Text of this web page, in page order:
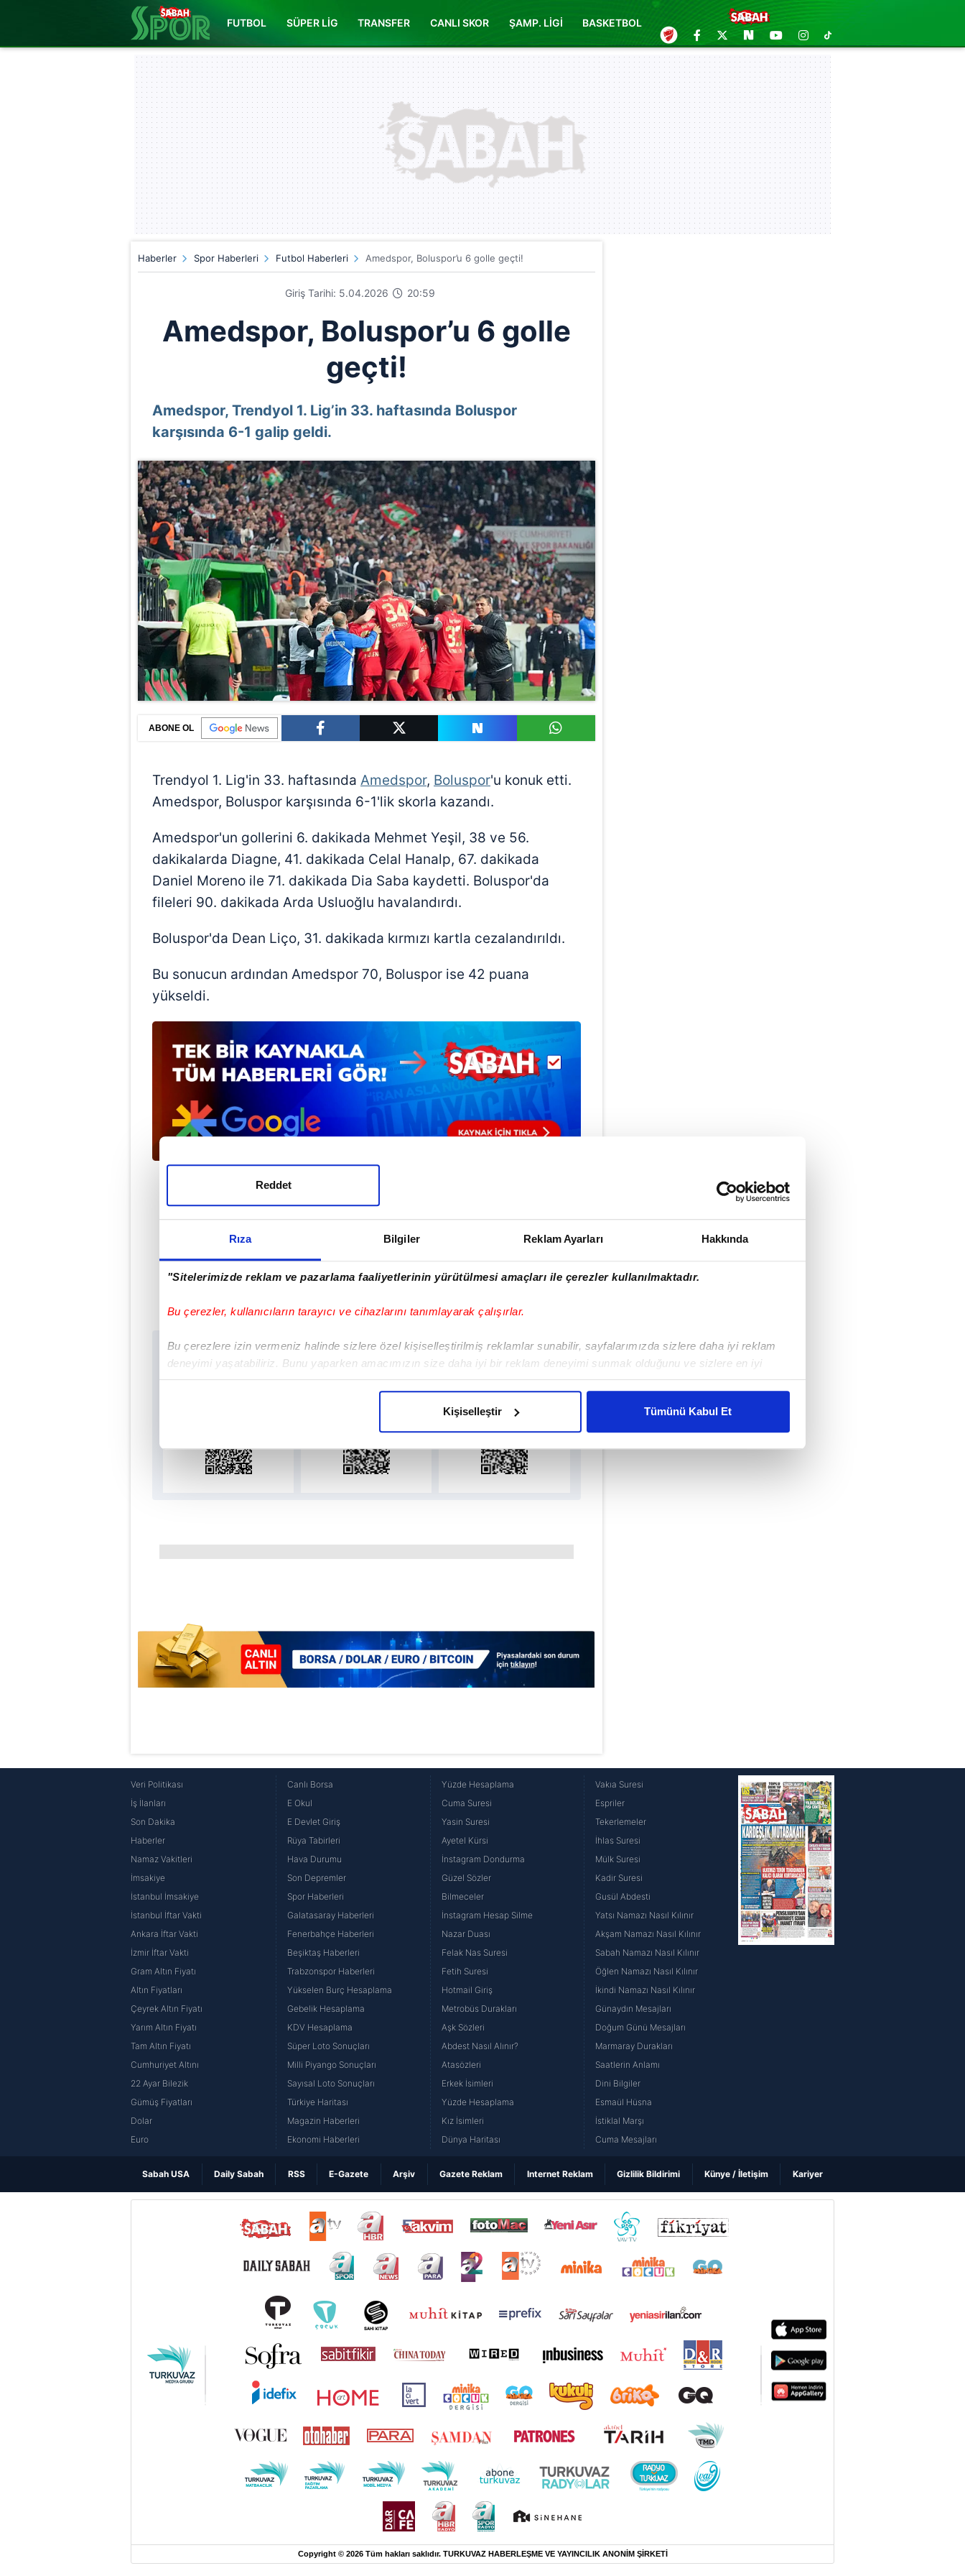
Rıza Bilgiler Reklam Ayarları Hakkında
"Sitelerimizde reklam ve pazarlama faaliyetlerinin yürütülmesi amaçları ile çerezler kullanılmaktadır.
Bu çerezler, kullanıcıların tarayıcı ve cihazlarını tanımlayarak çalışırlar.
Bu çerezlere izin vermeniz halinde sizlere özel kişiselleştirilmiş reklamlar sunabilir, sayfalarımızda sizlere daha iyi reklam
deneyimi yaşatabiliriz. Bunu yaparken amacımızın size daha iyi bir reklam deneyimi sunmak olduğunu ve sizlere en iyi
içerikleri sunabilmek adına elimizden gelen çabayı gösterdiğimizi ve bu noktada, reklamların maliyetlerimizi karşılamak
noktasında tek gelir kalemimiz olduğunu sizlere hatırlatmak isteriz.
Her halükârda, kullanıcılar, bu çerezlere izin vermedikleri takdirde, kullanıcılara hedefli reklamlar gösterilmeyecektir."
Sizlere daha iyi bir hizmet sunabilmek için İnternet Sitemizde kendimize ve üçüncü kişilere ait çerezler kullanılmaktadır. Bu
mevzuata uygun olarak kullanılan çerezlerle ilgili bilgi almak için lütfen
Reddet
Kişiselleştir Tümünü Kabul Et
FUTBOL SÜPER LİG TRANSFER CANLI SKOR ŞAMP. LİGİ BASKETBOL
Haberler Spor Haberleri Futbol Haberleri Amedspor, Boluspor’u 6 golle geçti!
Giriş Tarihi: 5.04.2026 20:59
Amedspor, Boluspor’u 6 golle
geçti!
Amedspor, Trendyol 1. Lig’in 33. haftasında Boluspor
karşısında 6-1 galip geldi.
ABONE OL
Trendyol 1. Lig'in 33. haftasında Amedspor, Boluspor'u konuk etti.
Amedspor, Boluspor karşısında 6-1'lik skorla kazandı.
Amedspor'un gollerini 6. dakikada Mehmet Yeşil, 38 ve 56.
dakikalarda Diagne, 41. dakikada Celal Hanalp, 67. dakikada
Daniel Moreno ile 71. dakikada Dia Saba kaydetti. Boluspor'da
fileleri 90. dakikada Arda Usluoğlu havalandırdı.
Boluspor'da Dean Liço, 31. dakikada kırmızı kartla cezalandırıldı.
Bu sonucun ardından Amedspor 70, Boluspor ise 42 puana
yükseldi.
Haber Girişi
#AMEDSPOR #BOLUSPOR
Sabah.com.tr Uygulamamızı İndirin
Veri Politikası
İş İlanları
Son Dakika
Haberler
Namaz Vakitleri
İmsakiye
İstanbul İmsakiye
İstanbul İftar Vakti
Ankara İftar Vakti
İzmir İftar Vakti
Gram Altın Fiyatı
Altın Fiyatları
Çeyrek Altın Fiyatı
Yarım Altın Fiyatı
Tam Altın Fiyatı
Cumhuriyet Altını
22 Ayar Bilezik
Gümüş Fiyatları
Dolar
Euro
Canlı Borsa
E Okul
E Devlet Giriş
Rüya Tabirleri
Hava Durumu
Son Depremler
Spor Haberleri
Galatasaray Haberleri
Fenerbahçe Haberleri
Beşiktaş Haberleri
Trabzonspor Haberleri
Yükselen Burç Hesaplama
Gebelik Hesaplama
KDV Hesaplama
Süper Loto Sonuçları
Milli Piyango Sonuçları
Sayısal Loto Sonuçları
Türkiye Haritası
Magazin Haberleri
Ekonomi Haberleri
Yüzde Hesaplama
Cuma Suresi
Yasin Suresi
Ayetel Kürsi
İnstagram Dondurma
Güzel Sözler
Bilmeceler
İnstagram Hesap Silme
Nazar Duası
Felak Nas Suresi
Fetih Suresi
Hotmail Giriş
Metrobüs Durakları
Aşk Sözleri
Abdest Nasıl Alınır?
Atasözleri
Erkek İsimleri
Yüzde Hesaplama
Kız İsimleri
Dünya Haritası
Vakıa Suresi
Espriler
Tekerlemeler
İhlas Suresi
Mülk Suresi
Kadir Suresi
Gusül Abdesti
Yatsı Namazı Nasıl Kılınır
Akşam Namazı Nasıl Kılınır
Sabah Namazı Nasıl Kılınır
Öğlen Namazı Nasıl Kılınır
İkindi Namazı Nasıl Kılınır
Günaydın Mesajları
Doğum Günü Mesajları
Marmaray Durakları
Saatlerin Anlamı
Dini Bilgiler
Esmaül Hüsna
İstiklal Marşı
Cuma Mesajları
Sabah USA Daily Sabah RSS E-Gazete Arşiv Gazete Reklam Internet Reklam Gizlilik Bildirimi Künye / İletişim Kariyer
Copyright © 2026 Tüm hakları saklıdır. TURKUVAZ HABERLEŞME VE YAYINCILIK ANONİM ŞİRKETİ